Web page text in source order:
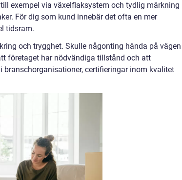
exempel via växelflaksystem och tydlig märkning
För dig som kund innebär det ofta en mer
tidsram.
och trygghet. Skulle någonting hända på vägen
företaget har nödvändiga tillstånd och att
branschorganisationer, certifieringar inom kvalitet